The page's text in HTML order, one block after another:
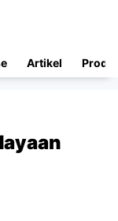
Artikel